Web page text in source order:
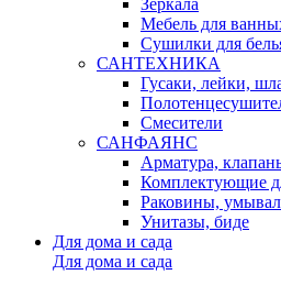
Мебель для
Сушилки для
САНТЕХНИКА
Гусаки, лейки,
Смесители
САНФАЯНС
Арматура,
Комплектующие
Раковины,
Унитазы, биде
Для дома и сада
Для дома и сада